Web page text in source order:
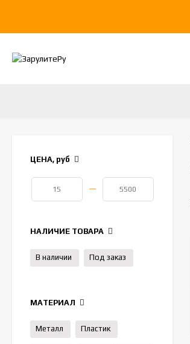
ЦЕНА, руб
—
НАЛИЧИЕ ТОВАРА
В наличии Под заказ
МАТЕРИАЛ
Металл Пластик